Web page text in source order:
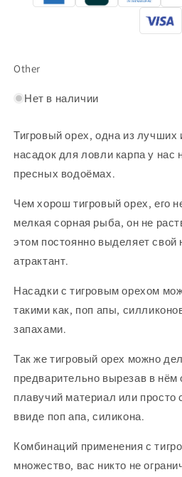
Other
Нет в наличии
Тигровый орех, одна из лучших
насадок для ловли карпа у нас
пресных водоёмах.
Чем хорош тигровый орех, его
мелкая сорная рыба, он не
этом постоянно выделяет свой
атрактант.
Насадки с тигровым орехом
такими как, поп апы,
запахами.
Так же тигровый орех можно
предварительно вырезав в нём
плавучий материал или просто
ввиде поп апа, силикона.
Комбинаций применения с
множество, вас никто не